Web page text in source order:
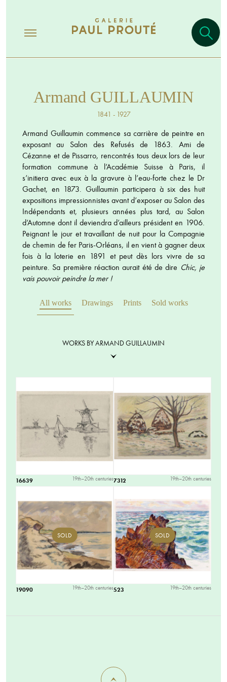
Armand GUILLAUMIN
1841 - 1927
Armand Guillaumin commence sa carrière de peintre en
exposant au Salon des Refusés de 1863. Ami de
Cézanne et de Pissarro, rencontrés tous deux lors de leur
formation commune à l’Académie Suisse à Paris, il
s’initiera avec eux à la gravure à l’eau-forte chez le Dr
Gachet, en 1873. Guillaumin participera à six des huit
expositions impressionnistes avant d’exposer au Salon des
Indépendants et, plusieurs années plus tard, au Salon
d’Automne dont il deviendra d’ailleurs président en 1906.
Peignant le jour et travaillant de nuit pour la Compagnie
de chemin de fer Paris-Orléans, il en vient à gagner deux
fois à la loterie en 1891 et peut dès lors vivre de sa
peinture. Sa première réaction aurait été de dire Chic, je
vais pouvoir peindre la mer !
All works Drawings Prints Sold works
WORKS BY ARMAND GUILLAUMIN
16639 19th–20th centuries7312 19th–20th centuries
SOLD
19090 19th–20th centuries
SOLD
523 19th–20th centuries